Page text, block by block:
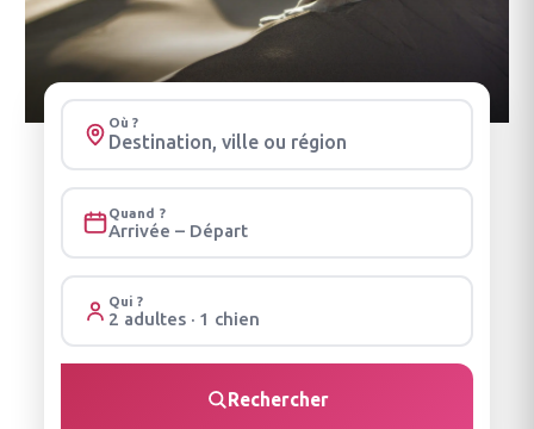
Où ?
Quand ?
Arrivée – Départ
Qui ?
2 adultes · 1 chien
Rechercher